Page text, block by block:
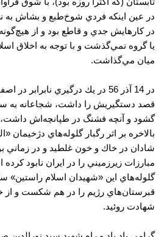
در عين اينكه فردي شوخ‌طبع و بشاش به
در كارهايش جدي و قاطع بود و از
يا گروه نمي‌گذشت و با توجه به اخلاق
ميان مي‌گذاشت.
در 14 آذر 56 در يك درگيري
قصد دستگيريش را داشت، شجاعانه به
گشود و آنچه فشنگ در طپانچه‌اش
بالاخره بر اثر رگبار گلوله‌هاي دژخيمان
شادان در خاك و خون غلطيد و در زماني
مبارزات زيرزميني را در ايران نابود
گلوله‌هاي اين «شهيدان اسلام
قبرستان‌هاي رژيم را در هم شكست و از
شهادت روئيد.